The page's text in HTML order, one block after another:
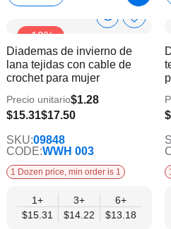
-12%
Show
Info
Añadir
deseos
Diademas de invierno de
lana tejidas con cable de
crochet para mujer
$15.31$17.50
$13.18
Precio unitario$1.28
CODE:WWH 003
SKU:09848
1 Dozen price, min order is 1
1+
$15.31
3+
$14.22
6+
$13.18